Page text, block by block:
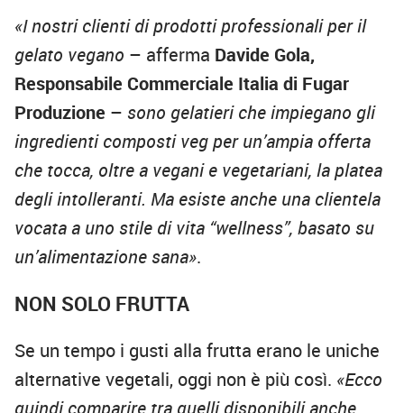
«I nostri clienti di prodotti professionali per il
gelato vegano – afferma Davide Gola,
Responsabile Commerciale Italia di Fugar
Produzione – sono gelatieri che impiegano gli
ingredienti composti veg per un’ampia offerta
che tocca, oltre a vegani e vegetariani, la platea
degli intolleranti. Ma esiste anche una clientela
vocata a uno stile di vita “wellness”, basato su
un’alimentazione sana».
NON SOLO FRUTTA
Se un tempo i gusti alla frutta erano le uniche
alternative vegetali, oggi non è più così. «Ecco